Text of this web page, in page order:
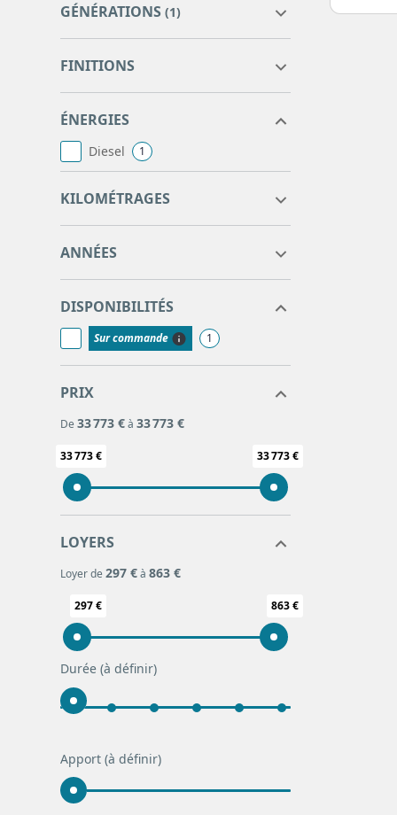
Q2
GÉNÉRATIONS (1)
Q2
1
FINITIONS
design 1
ÉNERGIES
Diesel 1
KILOMÉTRAGES
ANNÉES
DISPONIBILITÉS
Sur commande 1
PRIX
De 33 773 €à 33 773 €
33 773 € 33 773 €
LOYERS
Loyer de 297 €à 863 €
297 € 863 €
Durée (à définir)
Apport (à définir)